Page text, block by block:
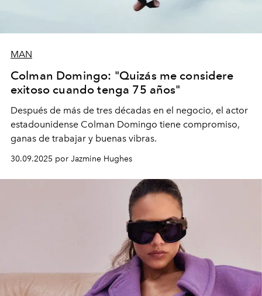
MAN
Colman Domingo: "Quizás me considere
exitoso cuando tenga 75 años"
Después de más de tres décadas en el negocio, el actor
estadounidense Colman Domingo tiene compromiso,
ganas de trabajar y buenas vibras.
30.09.2025 por Jazmine Hughes